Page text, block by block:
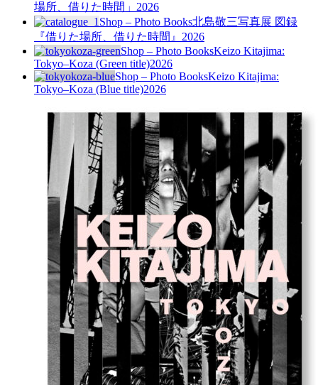
場所、借りた時間」 2026
Shop – Photo Books北島敬三写真展 図録
『借りた場所、借りた時間』 2026
Shop – Photo BooksKeizo Kitajima:
Tokyo–Koza (Green title)2026
Shop – Photo BooksKeizo Kitajima:
Tokyo–Koza (Blue title)2026